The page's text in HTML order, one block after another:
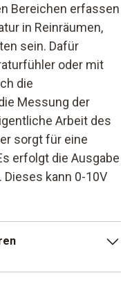
Bereichen erfassen
in Reinräumen,
sein. Dafür
oder mit
die
Messung der
Arbeit des
sorgt für eine
erfolgt die Ausgabe
kann 0-10V